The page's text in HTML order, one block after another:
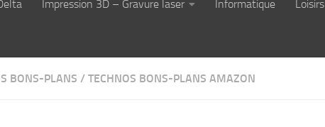
Impression 3D – Gravure laser Informatique Loisirs
BONS-PLANS / TECHNOS BONS-PLANS AMAZON